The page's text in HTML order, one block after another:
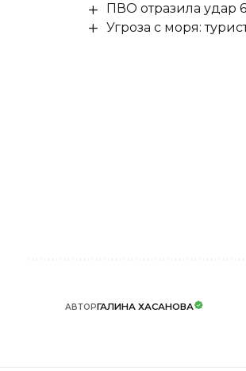
ПВО отразила удар
Угроза с моря:
АВТОРГАЛИНА ХАСАНОВА